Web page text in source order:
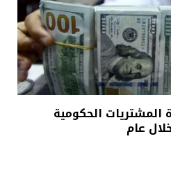
المشتريات الحكومية
عام